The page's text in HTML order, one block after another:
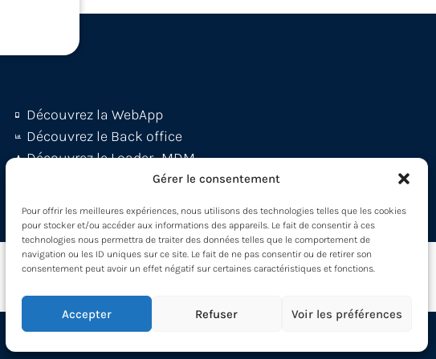
Gérer le consentement
Pour offrir les meilleures expériences, nous utilisons des technologies telles que les cookies
pour stocker et/ou accéder aux informations des appareils. Le fait de consentir à ces
technologies nous permettra de traiter des données telles que le comportement de
navigation ou les ID uniques sur ce site. Le fait de ne pas consentir ou de retirer son
consentement peut avoir un effet négatif sur certaines caractéristiques et fonctions.
Accepter Refuser Voir les préférences
Découvrez la WebApp
Découvrez le Back office
Découvrez le Loader -MDM
Participez à nos formations !